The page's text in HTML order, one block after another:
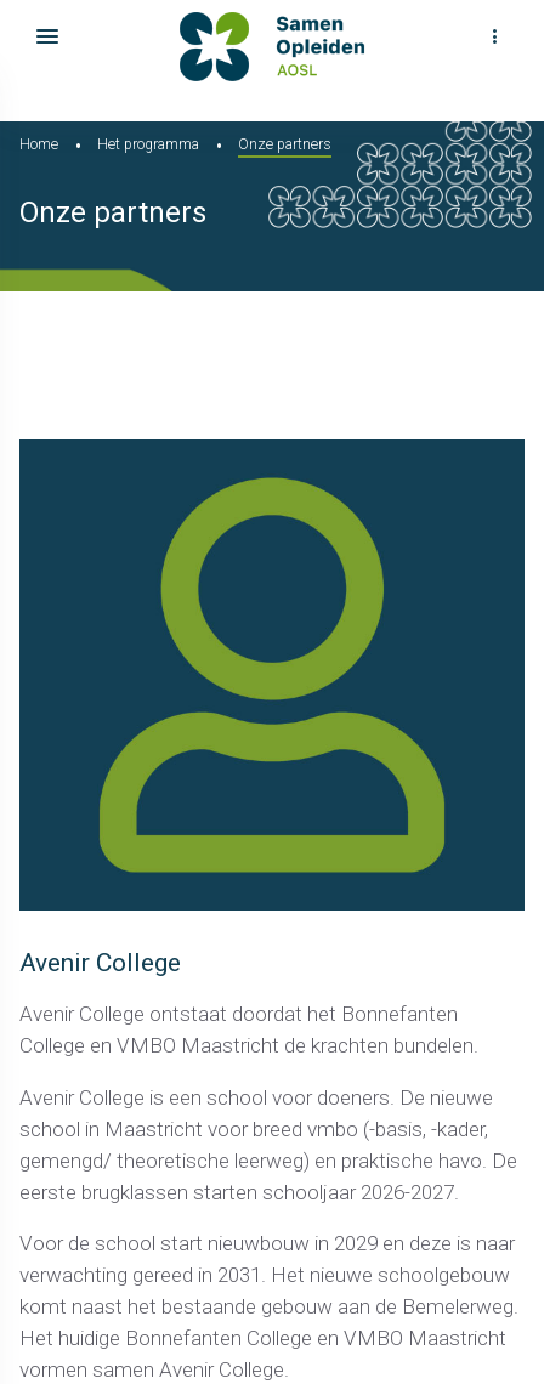
Home Het programma Onze partners
Onze partners
Avenir College
Avenir College ontstaat doordat het Bonnefanten
College en VMBO Maastricht de krachten bundelen.
Avenir College is een school voor doeners. De nieuwe
school in Maastricht voor breed vmbo (-basis, -kader,
gemengd/ theoretische leerweg) en praktische havo. De
eerste brugklassen starten schooljaar 2026-2027.
Voor de school start nieuwbouw in 2029 en deze is naar
verwachting gereed in 2031. Het nieuwe schoolgebouw
komt naast het bestaande gebouw aan de Bemelerweg.
Het huidige Bonnefanten College en VMBO Maastricht
vormen samen Avenir College.